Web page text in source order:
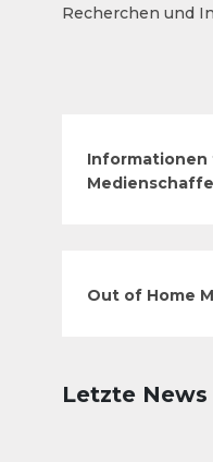
Recherchen und
Informationen
Out of Home
Letzte News